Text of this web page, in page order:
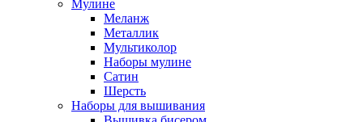
Мулине
Меланж
Металлик
Мультиколор
Наборы мулине
Сатин
Шерсть
Наборы для вышивания